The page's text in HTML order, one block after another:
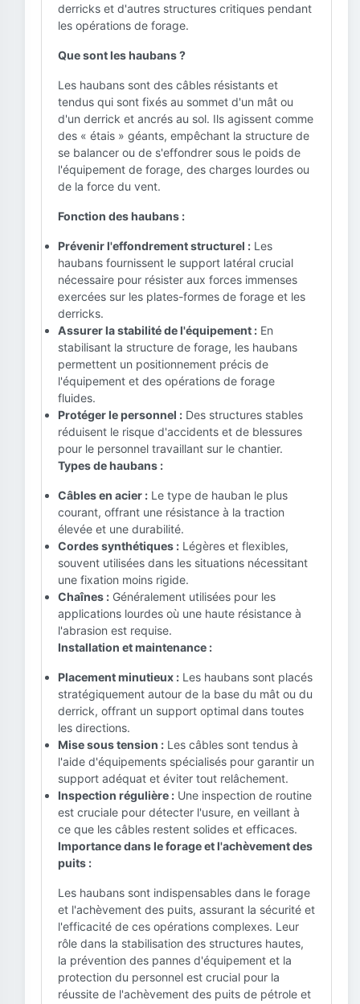
derricks et d'autres structures critiques pendant
les opérations de forage.
Que sont les haubans ?
Les haubans sont des câbles résistants et
tendus qui sont fixés au sommet d'un mât ou
d'un derrick et ancrés au sol. Ils agissent comme
des « étais » géants, empêchant la structure de
se balancer ou de s'effondrer sous le poids de
l'équipement de forage, des charges lourdes ou
de la force du vent.
Fonction des haubans :
Prévenir l'effondrement structurel : Les
haubans fournissent le support latéral crucial
nécessaire pour résister aux forces immenses
exercées sur les plates-formes de forage et les
derricks.
Assurer la stabilité de l'équipement : En
stabilisant la structure de forage, les haubans
permettent un positionnement précis de
l'équipement et des opérations de forage
fluides.
Protéger le personnel : Des structures stables
réduisent le risque d'accidents et de blessures
pour le personnel travaillant sur le chantier.
Types de haubans :
Câbles en acier : Le type de hauban le plus
courant, offrant une résistance à la traction
élevée et une durabilité.
Cordes synthétiques : Légères et flexibles,
souvent utilisées dans les situations nécessitant
une fixation moins rigide.
Chaînes : Généralement utilisées pour les
applications lourdes où une haute résistance à
l'abrasion est requise.
Installation et maintenance :
Placement minutieux : Les haubans sont placés
stratégiquement autour de la base du mât ou du
derrick, offrant un support optimal dans toutes
les directions.
Mise sous tension : Les câbles sont tendus à
l'aide d'équipements spécialisés pour garantir un
support adéquat et éviter tout relâchement.
Inspection régulière : Une inspection de routine
est cruciale pour détecter l'usure, en veillant à
ce que les câbles restent solides et efficaces.
Importance dans le forage et l'achèvement des
puits :
Les haubans sont indispensables dans le forage
et l'achèvement des puits, assurant la sécurité et
l'efficacité de ces opérations complexes. Leur
rôle dans la stabilisation des structures hautes,
la prévention des pannes d'équipement et la
protection du personnel est crucial pour la
réussite de l'achèvement des puits de pétrole et